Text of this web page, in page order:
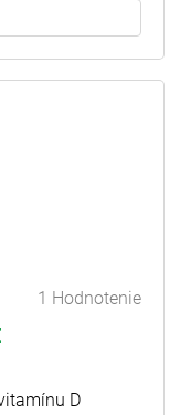
1 Hodnotenie
D